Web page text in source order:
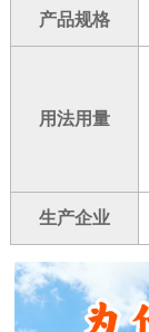
产品规格
用法用量
生产企业